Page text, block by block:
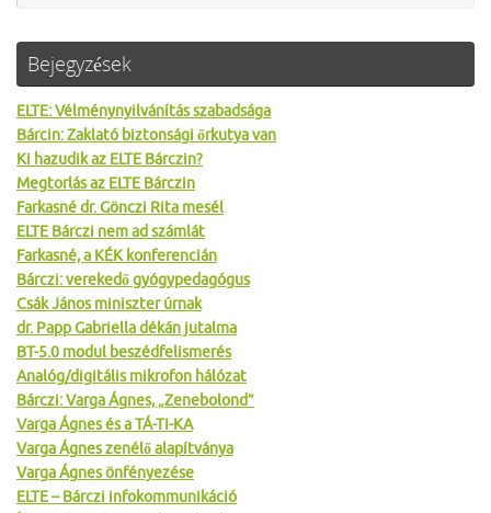
Bejegyzések
ELTE: Vélménynyilvánítás szabadsága
Bárcin: Zaklató biztonsági őrkutya van
Ki hazudik az ELTE Bárczin?
Megtorlás az ELTE Bárczin
Farkasné dr. Gönczi Rita mesél
ELTE Bárczi nem ad számlát
Farkasné, a KÉK konferencián
Bárczi: verekedő gyógypedagógus
Csák János miniszter úrnak
dr. Papp Gabriella dékán jutalma
BT-5.0 modul beszédfelismerés
Analóg/digitális mikrofon hálózat
Bárczi: Varga Ágnes, „Zenebolond”
Varga Ágnes és a TÁ-TI-KA
Varga Ágnes zenélő alapítványa
Varga Ágnes önfényezése
ELTE – Bárczi infokommunikáció